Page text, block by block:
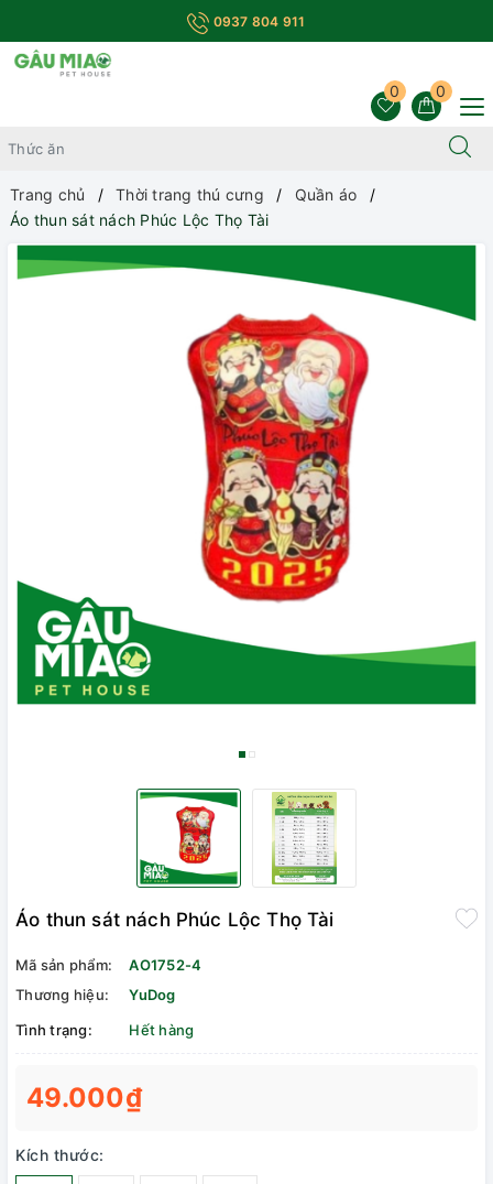
0937 804 911
0
0
Trang chủ Thời trang thú cưng
Quần áo
Áo thun sát nách Phúc Lộc Thọ Tài
Áo thun sát nách Phúc Lộc Thọ Tài
Mã sản phẩm:
AO1752-4
Thương hiệu:
YuDog
Tình trạng:
Hết hàng
49.000₫
Kích thước: